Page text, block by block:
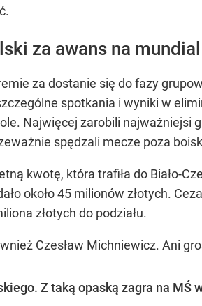
za awans na mundial
za dostanie się do fazy
spotkania i wyniki w
Najwięcej zarobili
spędzali mecze poza
kwotę, która trafiła do Biało-
około 45 milionów złotych.
złotych do podziału.
Czesław Michniewicz. Ani
Z taką opaską zagra na MŚ